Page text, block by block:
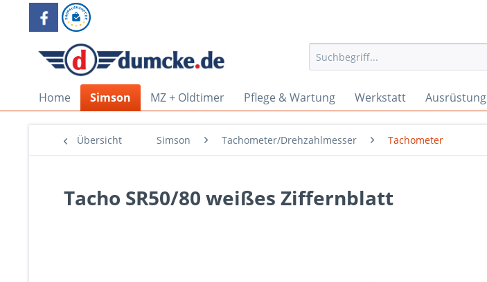
Home Simson MZ + Oldtimer Pflege & Wartung Werkstatt Ausrüstung
Übersicht Simson Tachometer/Drehzahlmesser Tachometer
Tacho SR50/80 weißes Ziffernblatt